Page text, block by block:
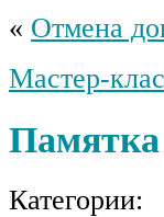
« Отмена
Мастер-
Памятка
Категории: